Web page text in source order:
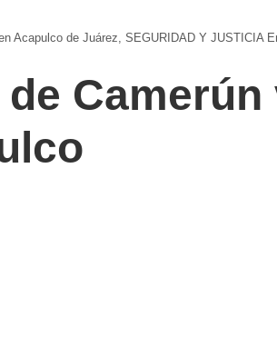
Acapulco de Juárez SEGURIDAD Y JUSTICIA